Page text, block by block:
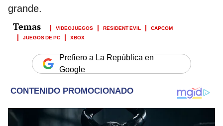
grande.
VIDEOJUEGOS RESIDENT EVIL
CAPCOM
JUEGOS DE PC
XBOX
Prefiero a La República en
Google